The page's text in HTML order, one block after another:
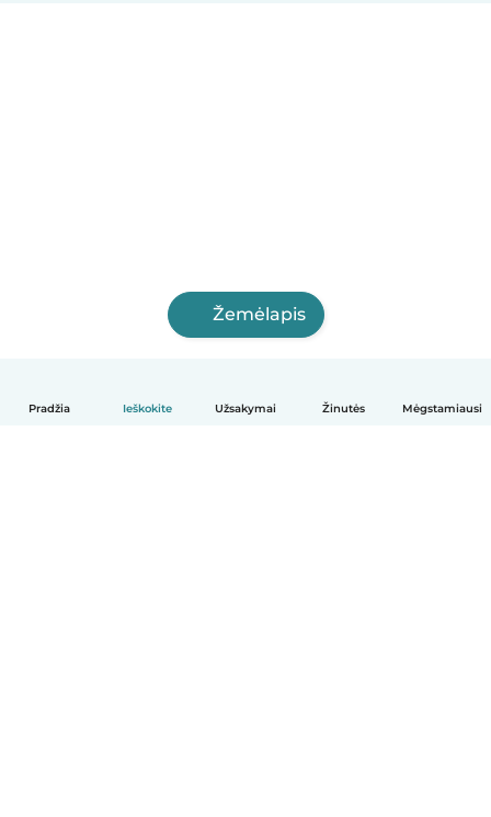
Pradžia Ieškokite Užsakymai Žinutės Mėgstamiausi
Žemėlapis